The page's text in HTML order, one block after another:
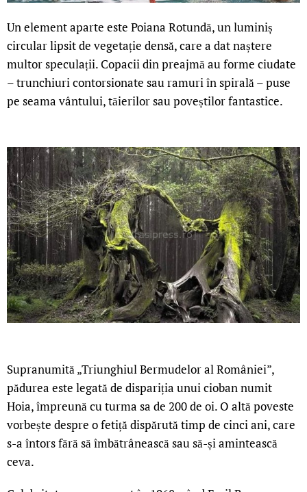
Un element aparte este Poiana Rotundă, un luminiș
circular lipsit de vegetație densă, care a dat naștere
multor speculații. Copacii din preajmă au forme ciudate
– trunchiuri contorsionate sau ramuri în spirală – puse
pe seama vântului, tăierilor sau poveștilor fantastice.
Supranumită „Triunghiul Bermudelor al României”,
pădurea este legată de dispariția unui cioban numit
Hoia, împreună cu turma sa de 200 de oi. O altă poveste
vorbește despre o fetiță dispărută timp de cinci ani, care
s-a întors fără să îmbătrânească sau să-și amintească
ceva.